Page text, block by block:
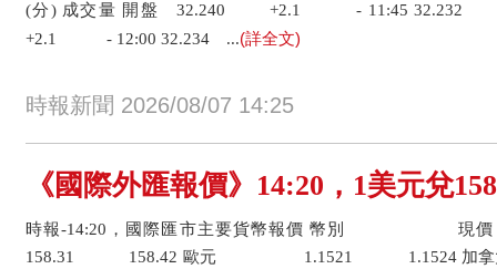
(分) 成交量 開盤 32.240 +2.1 - 11:45
+2.1 - 12:00 32.234 ...(詳全文)
時報新聞 2026/08/07 14:25
《國際外匯報價》14:20，1美元兌
時報-14:20，國際匯市主要貨幣報價
158.31 158.42 歐元 1.1521 1.1524 加